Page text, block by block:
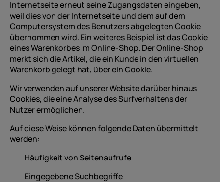
Internetseite erneut seine Zugangsdaten eingeben,
weil dies von der Internetseite und dem auf dem
Computersystem des Benutzers abgelegten Cookie
übernommen wird. Ein weiteres Beispiel ist das Cookie
eines Warenkorbes im Online-Shop. Der Online-Shop
merkt sich die Artikel, die ein Kunde in den virtuellen
Warenkorb gelegt hat, über ein Cookie.
Wir verwenden auf unserer Website darüber hinaus
Cookies, die eine Analyse des Surfverhaltens der
Nutzer ermöglichen.
Auf diese Weise können folgende Daten übermittelt
werden:
Häufigkeit von Seitenaufrufe
Eingegebene Suchbegriffe